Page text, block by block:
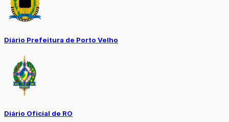
Diário Prefeitura de Porto Velho
Diário Oficial de RO